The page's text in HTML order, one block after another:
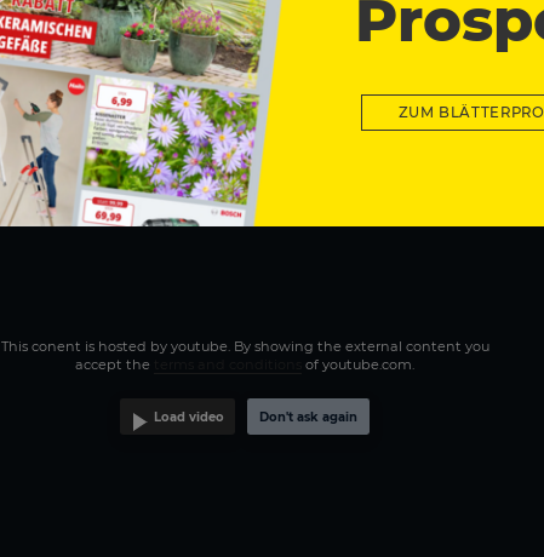
ZUM
This conent is hosted by youtube. By showing the external content you
accept the
of youtube.com.
Load video Don't ask again